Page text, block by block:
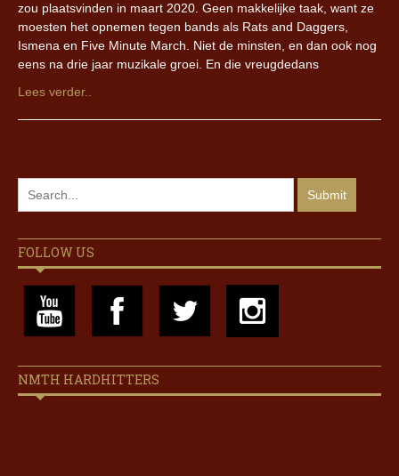
zou plaatsvinden in maart 2020. Geen makkelijke taak, want ze
moesten het opnemen tegen bands als Rats and Daggers,
Ismena en Five Minute March. Niet de minsten, en dan ook nog
eens na drie jaar muzikale groei. En die vreugdedans
Lees verder..
FOLLOW US
NMTH HARDHITTERS